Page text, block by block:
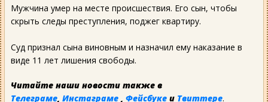
Мужчина умер на месте происшествия. Его сын, чтобы
скрыть следы преступления, поджег квартиру.
Суд признал сына виновным и назначил ему наказание в
виде 11 лет лишения свободы.
Читайте наши новости также в
Телеграме Инстаграме Фейсбуке и Твиттере.